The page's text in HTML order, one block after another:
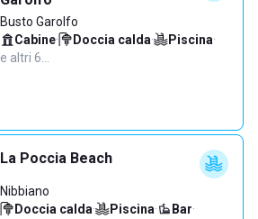
Busto Garolfo
Cabine· Doccia calda· Piscina·
e altri 6…
La Poccia Beach
Nibbiano
Doccia calda· Piscina· Bar·